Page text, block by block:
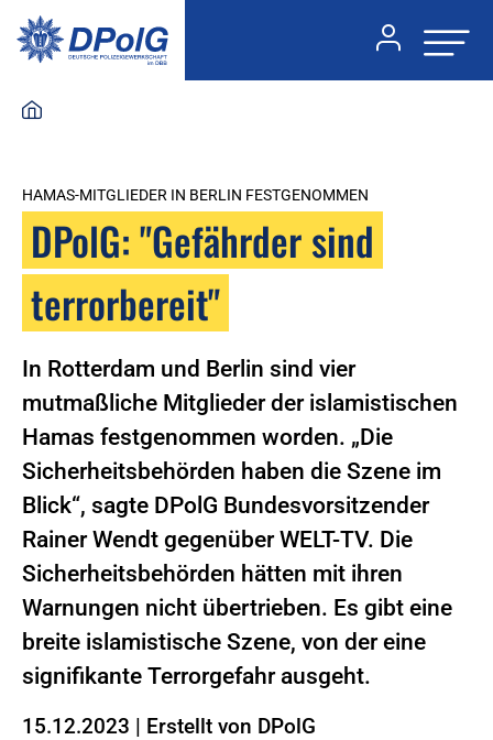
HAMAS-MITGLIEDER IN BERLIN FESTGENOMMEN
DPolG: "Gefährder sind
terrorbereit"
In Rotterdam und Berlin sind vier
mutmaßliche Mitglieder der islamistischen
Hamas festgenommen worden. „Die
Sicherheitsbehörden haben die Szene im
Blick“, sagte DPolG Bundesvorsitzender
Rainer Wendt gegenüber WELT-TV. Die
Sicherheitsbehörden hätten mit ihren
Warnungen nicht übertrieben. Es gibt eine
breite islamistische Szene, von der eine
signifikante Terrorgefahr ausgeht.
15.12.2023 | Erstellt von DPolG